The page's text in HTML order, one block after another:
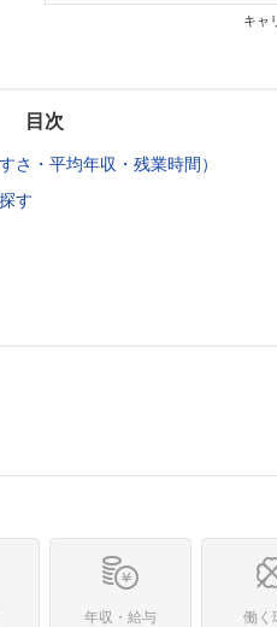
キャ
目次
さ・平均年収・残業時間）
す
年収・給与 働く